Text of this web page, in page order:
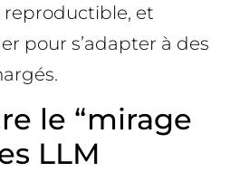
et
pour s’adapter à des
le “mirage
LLM